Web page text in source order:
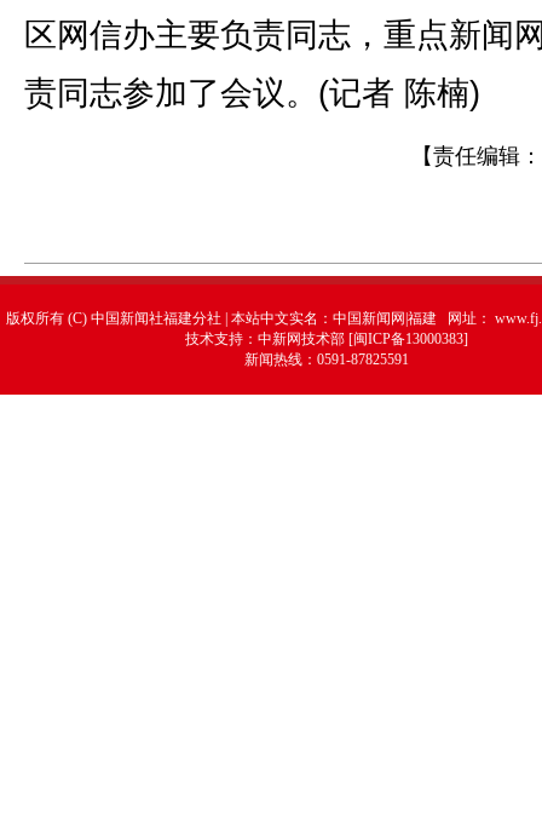
区网信办主要负责同志，重点新闻
责同志参加了会议。(记者 陈楠)
【责任编辑：
版权所有 (C) 中国新闻社福建分社 | 本站中文实名：中国新闻网|福建 网址：
技术支持：中新网技术部 [闽ICP备13000383]
新闻热线：0591-87825591